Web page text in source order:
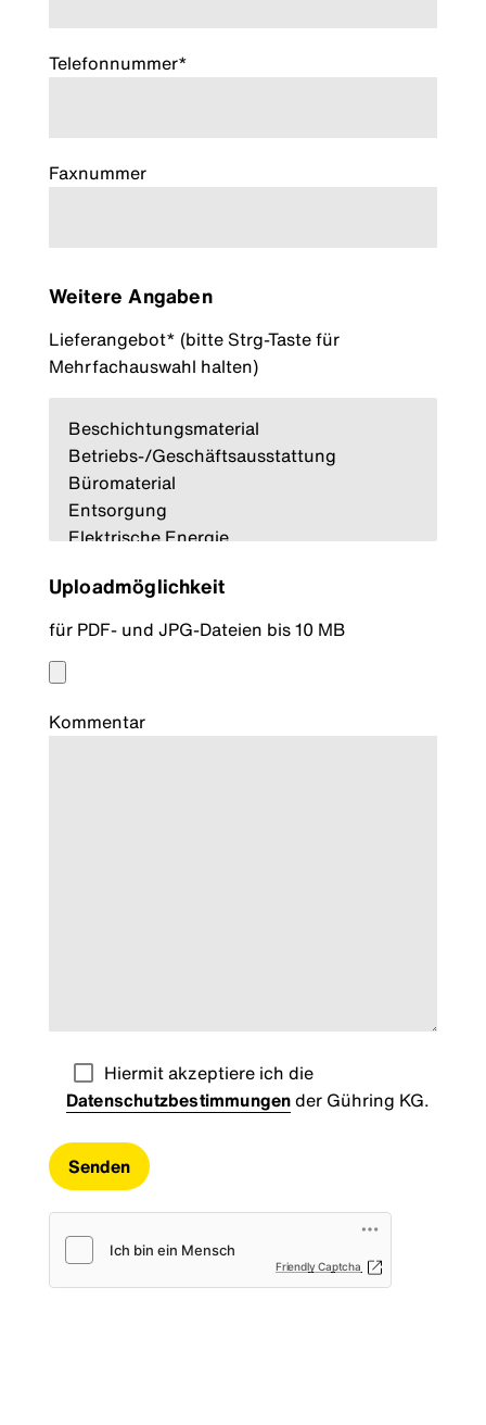
Telefonnummer*
Faxnummer
Weitere Angaben
Lieferangebot* (bitte Strg-Taste für
Mehrfachauswahl halten)
Uploadmöglichkeit
für PDF- und JPG-Dateien bis 10 MB
Kommentar
Hiermit akzeptiere ich die
Datenschutzbestimmungender Gühring KG.
Friendly Captcha